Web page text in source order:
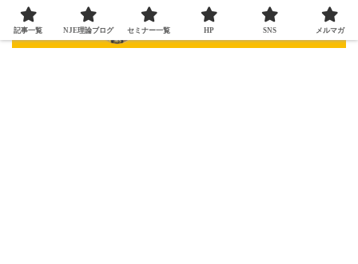
記事一覧 NJE理論ブログ セミナー一覧 HP SNS メルマガ